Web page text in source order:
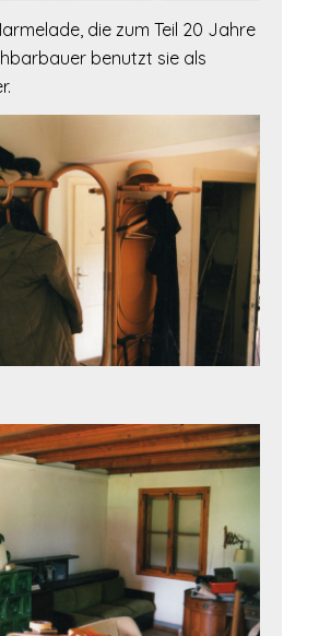
die zum Teil 20 Jahre
benutzt sie als